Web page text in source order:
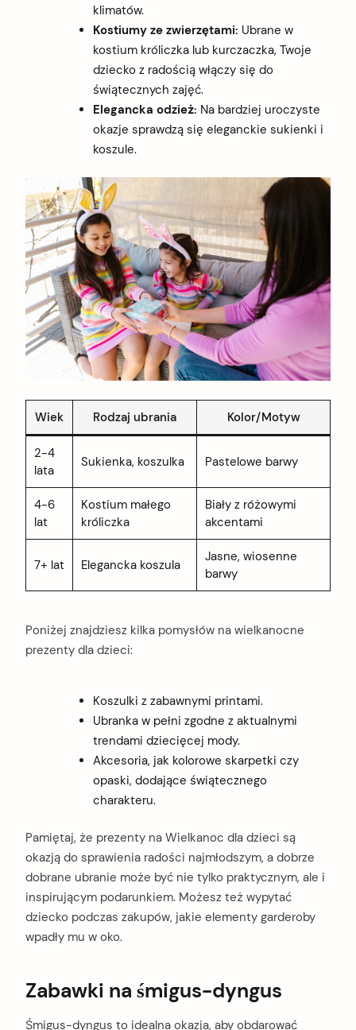
klimatów.
Kostiumy ze zwierzętami: Ubrane w
kostium króliczka lub kurczaczka, Twoje
dziecko z radością włączy się do
świątecznych zajęć.
Elegancka odzież: Na bardziej uroczyste
okazje sprawdzą się eleganckie sukienki i
koszule.
Wiek Rodzaj ubrania Kolor/Motyw
2-4
lata
Sukienka, koszulka Pastelowe barwy
4-6
lat
Kostium małego
króliczka
Biały z różowymi
akcentami
7+ lat Elegancka koszula
Jasne, wiosenne
barwy
Poniżej znajdziesz kilka pomysłów na wielkanocne
prezenty dla dzieci:
Koszulki z zabawnymi printami.
Ubranka w pełni zgodne z aktualnymi
trendami dziecięcej mody.
Akcesoria, jak kolorowe skarpetki czy
opaski, dodające świątecznego
charakteru.
Pamiętaj, że prezenty na Wielkanoc dla dzieci są
okazją do sprawienia radości najmłodszym, a dobrze
dobrane ubranie może być nie tylko praktycznym, ale i
inspirującym podarunkiem. Możesz też wypytać
dziecko podczas zakupów, jakie elementy garderoby
wpadły mu w oko.
Zabawki na śmigus-dyngus
Śmigus-dyngus to idealna okazja, aby obdarować